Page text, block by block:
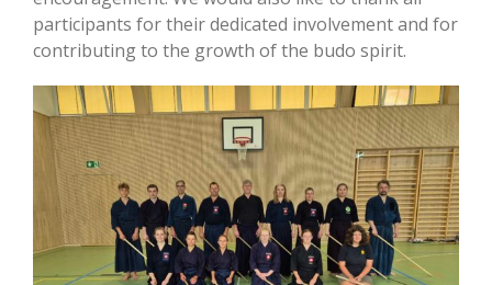
participants for their dedicated involvement and for
contributing to the growth of the budo spirit.